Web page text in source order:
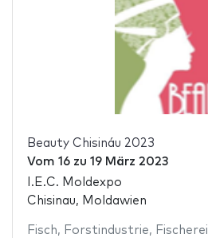
Beauty Chisináu 2023
Vom 16zu 19 März 2023
I.E.C. Moldexpo
Chisinau, Moldawien
Fisch, Forstindustrie, Fischerei